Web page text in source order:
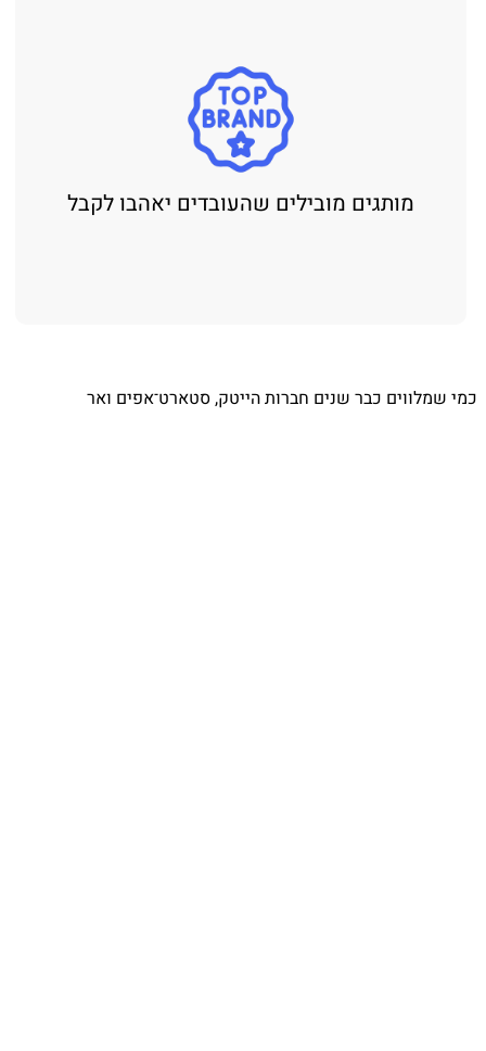
מותגים מובילים שהעובדים יאהבו לקבל
⁨ כמי שמלווים כבר שנים חברות הייטק, סטארט־אפים ואר